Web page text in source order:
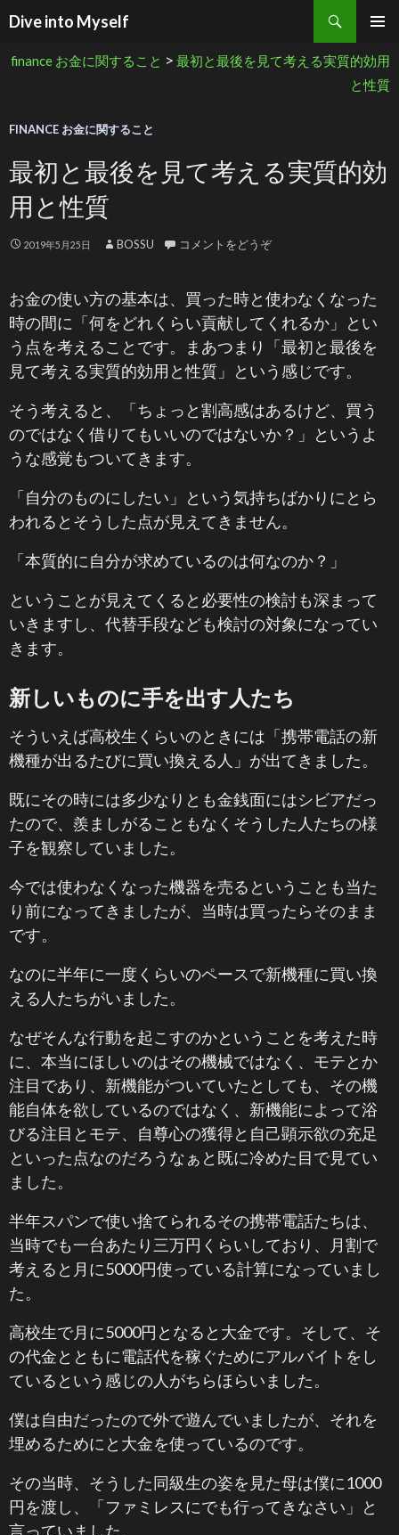
Dive into Myself
検索
finance お金に関すること > 最初と最後を見て考える実質的効用
と性質
FINANCE お金に関すること
最初と最後を見て考える実質的効
用と性質
2019年5月25日 BOSSU コメントをどうぞ
お金の使い方の基本は、買った時と使わなくなった
時の間に「何をどれくらい貢献してくれるか」とい
う点を考えることです。まあつまり「最初と最後を
見て考える実質的効用と性質」という感じです。
そう考えると、「ちょっと割高感はあるけど、買う
のではなく借りてもいいのではないか？」というよ
うな感覚もついてきます。
「自分のものにしたい」という気持ちばかりにとら
われるとそうした点が見えてきません。
「本質的に自分が求めているのは何なのか？」
ということが見えてくると必要性の検討も深まって
いきますし、代替手段なども検討の対象になってい
きます。
新しいものに手を出す人たち
そういえば高校生くらいのときには「携帯電話の新
機種が出るたびに買い換える人」が出てきました。
既にその時には多少なりとも金銭面にはシビアだっ
たので、羨ましがることもなくそうした人たちの様
子を観察していました。
今では使わなくなった機器を売るということも当た
り前になってきましたが、当時は買ったらそのまま
です。
なのに半年に一度くらいのペースで新機種に買い換
える人たちがいました。
なぜそんな行動を起こすのかということを考えた時
に、本当にほしいのはその機械ではなく、モテとか
注目であり、新機能がついていたとしても、その機
能自体を欲しているのではなく、新機能によって浴
びる注目とモテ、自尊心の獲得と自己顕示欲の充足
といった点なのだろうなぁと既に冷めた目で見てい
ました。
半年スパンで使い捨てられるその携帯電話たちは、
当時でも一台あたり三万円くらいしており、月割で
考えると月に5000円使っている計算になっていまし
た。
高校生で月に5000円となると大金です。そして、そ
の代金とともに電話代を稼ぐためにアルバイトをし
ているという感じの人がちらほらいました。
僕は自由だったので外で遊んでいましたが、それを
埋めるためにと大金を使っているのです。
その当時、そうした同級生の姿を見た母は僕に1000
円を渡し、「ファミレスにでも行ってきなさい」と
言っていました。